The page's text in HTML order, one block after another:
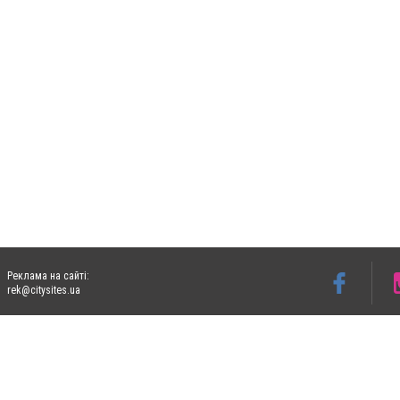
Реклама на сайті:
rek@citysites.ua